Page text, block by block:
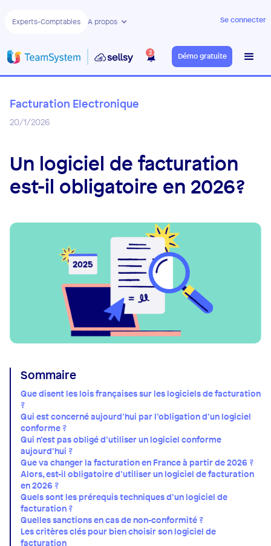
Experts-Comptables A propos Se connecter
2 Démo gratuite
Facturation Electronique
20/1/2026
Un logiciel de facturation
est-il obligatoire en 2026?
Sommaire
Que disent les lois françaises sur les logiciels de facturation
?
Qui est concerné aujourd’hui par l’obligation d’un logiciel
conforme ?
Qui n’est pas obligé d’utiliser un logiciel conforme
aujourd’hui ?
Que va changer la facturation en France à partir de 2026 ?
Alors, est-il obligatoire d’utiliser un logiciel de facturation
en 2026 ?
Quels sont les prérequis techniques d’un logiciel de
facturation ?
Quelles sanctions en cas de non-conformité ?
Les critères clés pour bien choisir son logiciel de
facturation